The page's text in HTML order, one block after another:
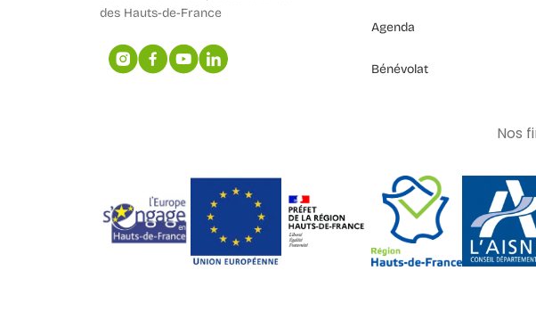
des Hauts-de-France
Agenda
Bénévolat
Nos